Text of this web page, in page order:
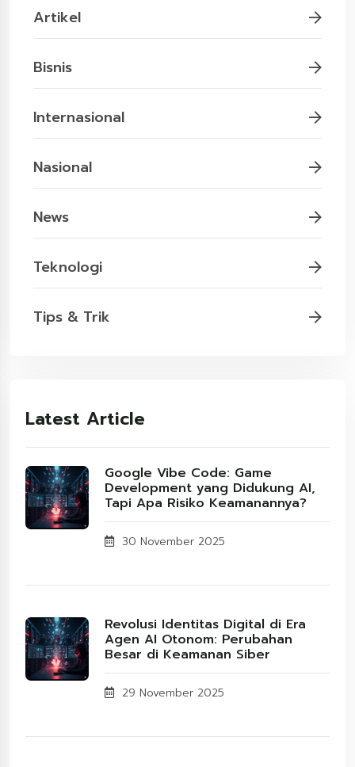
Artikel
Bisnis
Internasional
Nasional
News
Teknologi
Tips & Trik
Latest Article
Google Vibe Code: Game
Development yang Didukung AI,
Tapi Apa Risiko Keamanannya?
30 November 2025
Revolusi Identitas Digital di Era
Agen AI Otonom: Perubahan
Besar di Keamanan Siber
29 November 2025